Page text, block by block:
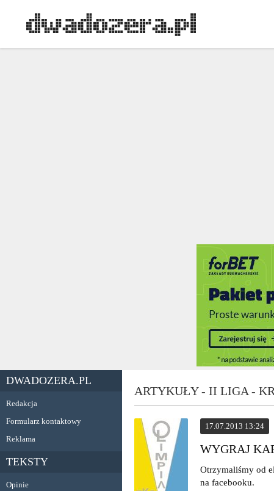
DWADOZERA.PL
Redakcja
Formularz kontaktowy
Reklama
TEKSTY
Opinie
ARTYKUŁY - II LIGA -
17.07.2013 13:24
WYGRAJ
Otrzymaliśmy od
na facebooku.